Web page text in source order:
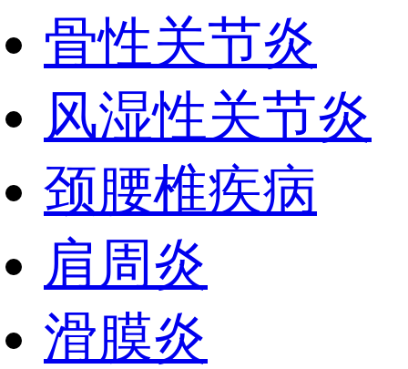
骨性关节炎
风湿性关节炎
颈腰椎疾病
肩周炎
滑膜炎